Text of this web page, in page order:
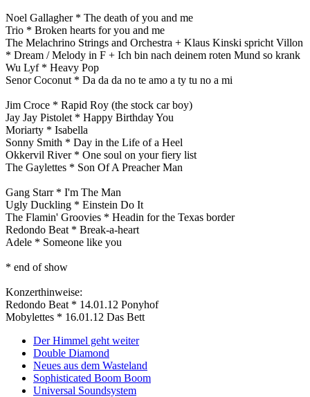
Noel Gallagher * The death of you and me
Trio * Broken hearts for you and me
The Melachrino Strings and Orchestra + Klaus Kinski spricht Villon
* Dream / Melody in F + Ich bin nach deinem roten Mund so krank
Wu Lyf * Heavy Pop
Senor Coconut * Da da da no te amo a ty tu no a mi
Jim Croce * Rapid Roy (the stock car boy)
Jay Jay Pistolet * Happy Birthday You
Moriarty * Isabella
Sonny Smith * Day in the Life of a Heel
Okkervil River * One soul on your fiery list
The Gaylettes * Son Of A Preacher Man
Gang Starr * I'm The Man
Ugly Duckling * Einstein Do It
The Flamin' Groovies * Headin for the Texas border
Redondo Beat * Break-a-heart
Adele * Someone like you
* end of show
Konzerthinweise:
Redondo Beat * 14.01.12 Ponyhof
Mobylettes * 16.01.12 Das Bett
Der Himmel geht weiter
Double Diamond
Neues aus dem Wasteland
Sophisticated Boom Boom
Universal Soundsystem